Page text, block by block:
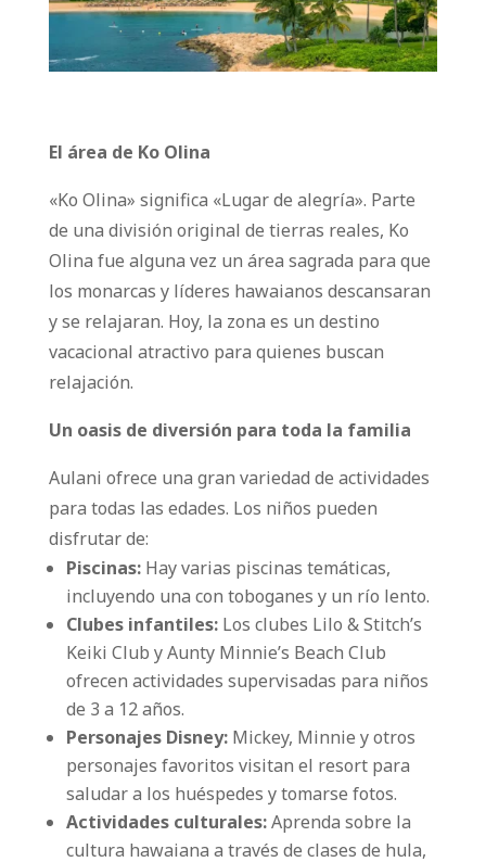
El área de Ko Olina
«Ko Olina» significa «Lugar de alegría». Parte
de una división original de tierras reales, Ko
Olina fue alguna vez un área sagrada para que
los monarcas y líderes hawaianos descansaran
y se relajaran. Hoy, la zona es un destino
vacacional atractivo para quienes buscan
relajación.
Un oasis de diversión para toda la familia
Aulani ofrece una gran variedad de actividades
para todas las edades. Los niños pueden
disfrutar de:
Piscinas:Hay varias piscinas temáticas,
incluyendo una con toboganes y un río lento.
Clubes infantiles:Los clubes Lilo & Stitch’s
Keiki Club y Aunty Minnie’s Beach Club
ofrecen actividades supervisadas para niños
de 3 a 12 años.
Personajes Disney:Mickey, Minnie y otros
personajes favoritos visitan el resort para
saludar a los huéspedes y tomarse fotos.
Actividades culturales:Aprenda sobre la
cultura hawaiana a través de clases de hula,